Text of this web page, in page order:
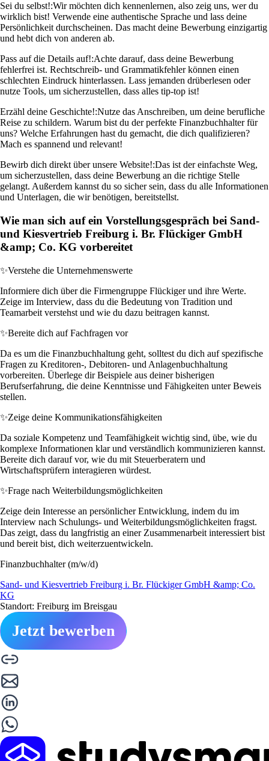
Sei du selbst!:Wir möchten dich kennenlernen, also zeig uns, wer du
wirklich bist! Verwende eine authentische Sprache und lass deine
Persönlichkeit durchscheinen. Das macht deine Bewerbung einzigartig
und hebt dich von anderen ab.
Pass auf die Details auf!:Achte darauf, dass deine Bewerbung
fehlerfrei ist. Rechtschreib- und Grammatikfehler können einen
schlechten Eindruck hinterlassen. Lass jemanden drüberlesen oder
nutze Tools, um sicherzustellen, dass alles tip-top ist!
Erzähl deine Geschichte!:Nutze das Anschreiben, um deine berufliche
Reise zu schildern. Warum bist du der perfekte Finanzbuchhalter für
uns? Welche Erfahrungen hast du gemacht, die dich qualifizieren?
Mach es spannend und relevant!
Bewirb dich direkt über unsere Website!:Das ist der einfachste Weg,
um sicherzustellen, dass deine Bewerbung an die richtige Stelle
gelangt. Außerdem kannst du so sicher sein, dass du alle Informationen
und Unterlagen, die wir benötigen, bereitstellst.
Wie man sich auf ein Vorstellungsgespräch bei Sand-
und Kiesvertrieb Freiburg i. Br. Flückiger GmbH
&amp; Co. KG vorbereitet
✨Verstehe die Unternehmenswerte
Informiere dich über die Firmengruppe Flückiger und ihre Werte.
Zeige im Interview, dass du die Bedeutung von Tradition und
Teamarbeit verstehst und wie du dazu beitragen kannst.
✨Bereite dich auf Fachfragen vor
Da es um die Finanzbuchhaltung geht, solltest du dich auf spezifische
Fragen zu Kreditoren-, Debitoren- und Anlagenbuchhaltung
vorbereiten. Überlege dir Beispiele aus deiner bisherigen
Berufserfahrung, die deine Kenntnisse und Fähigkeiten unter Beweis
stellen.
✨Zeige deine Kommunikationsfähigkeiten
Da soziale Kompetenz und Teamfähigkeit wichtig sind, übe, wie du
komplexe Informationen klar und verständlich kommunizieren kannst.
Bereite dich darauf vor, wie du mit Steuerberatern und
Wirtschaftsprüfern interagieren würdest.
✨Frage nach Weiterbildungsmöglichkeiten
Zeige dein Interesse an persönlicher Entwicklung, indem du im
Interview nach Schulungs- und Weiterbildungsmöglichkeiten fragst.
Das zeigt, dass du langfristig an einer Zusammenarbeit interessiert bist
und bereit bist, dich weiterzuentwickeln.
Finanzbuchhalter (m/w/d)
Sand- und Kiesvertrieb Freiburg i. Br. Flückiger GmbH &amp; Co.
KG
Standort: Freiburg im Breisgau
Jetzt bewerben